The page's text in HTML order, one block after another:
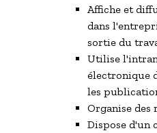
Affiche et
dans
sortie du
Utilise
électronique
les
Organise des
Dispose d'un